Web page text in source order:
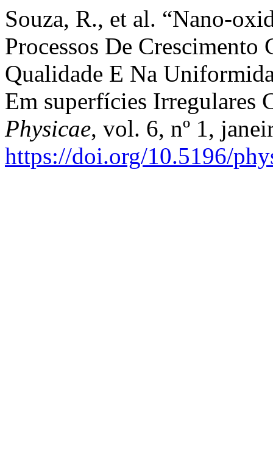
Souza, R., et al. “Nano-
Processos De
Qualidade E Na
Em superfícies Irregulares
Physicae, vol. 6, nº 1,
https://doi.org/10.5196/